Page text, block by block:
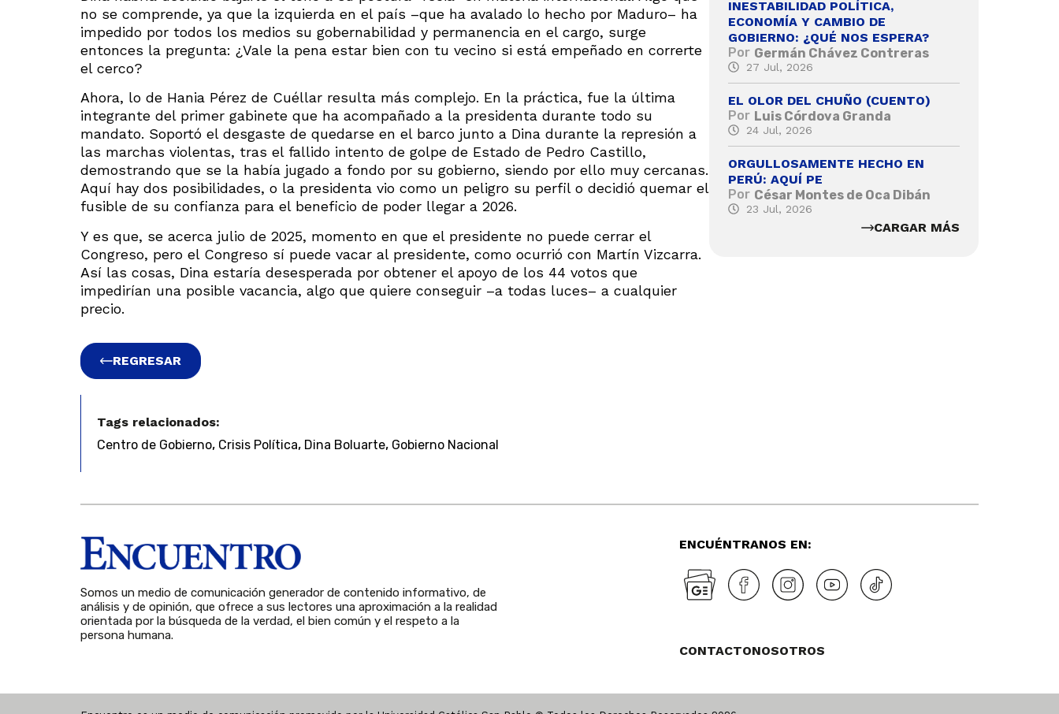
no se comprende, ya que la izquierda en el país –que ha avalado lo hecho por Maduro– ha
impedido por todos los medios su gobernabilidad y permanencia en el cargo, surge
entonces la pregunta: ¿Vale la pena estar bien con tu vecino si está empeñado en correrte
el cerco?
Ahora, lo de Hania Pérez de Cuéllar resulta más complejo. En la práctica, fue la última
integrante del primer gabinete que ha acompañado a la presidenta durante todo su
mandato. Soportó el desgaste de quedarse en el barco junto a Dina durante la represión a
las marchas violentas, tras el fallido intento de golpe de Estado de Pedro Castillo,
demostrando que se la había jugado a fondo por su gobierno, siendo por ello muy cercanas.
Aquí hay dos posibilidades, o la presidenta vio como un peligro su perfil o decidió quemar el
fusible de su confianza para el beneficio de poder llegar a 2026.
Y es que, se acerca julio de 2025, momento en que el presidente no puede cerrar el
Congreso, pero el Congreso sí puede vacar al presidente, como ocurrió con Martín Vizcarra.
Así las cosas, Dina estaría desesperada por obtener el apoyo de los 44 votos que
impedirían una posible vacancia, algo que quiere conseguir –a todas luces– a cualquier
precio.
REGRESAR
Tags relacionados:
Centro de Gobierno, Crisis Política, Dina Boluarte, Gobierno Nacional
INESTABILIDAD POLÍTICA,
ECONOMÍA Y CAMBIO DE
GOBIERNO: ¿QUÉ NOS ESPERA?
Por Germán Chávez Contreras
27 Jul, 2026
EL OLOR DEL CHUÑO (CUENTO)
Por Luis Córdova Granda
24 Jul, 2026
ORGULLOSAMENTE HECHO EN
PERÚ: AQUÍ PE
Por César Montes de Oca Dibán
23 Jul, 2026
CARGAR MÁS
Somos un medio de comunicación generador de contenido informativo, de
análisis y de opinión, que ofrece a sus lectores una aproximación a la realidad
orientada por la búsqueda de la verdad, el bien común y el respeto a la
persona humana.
ENCUÉNTRANOS EN:
CONTACTONOSOTROS